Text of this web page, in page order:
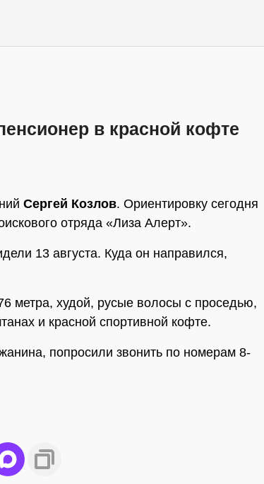
в красной кофте
Сергей Козлов. Ориентировку сегодня
отряда «Лиза Алерт».
13 августа. Куда он направился,
метра, худой, русые волосы с проседью,
и красной спортивной кофте.
попросили звонить по номерам 8-